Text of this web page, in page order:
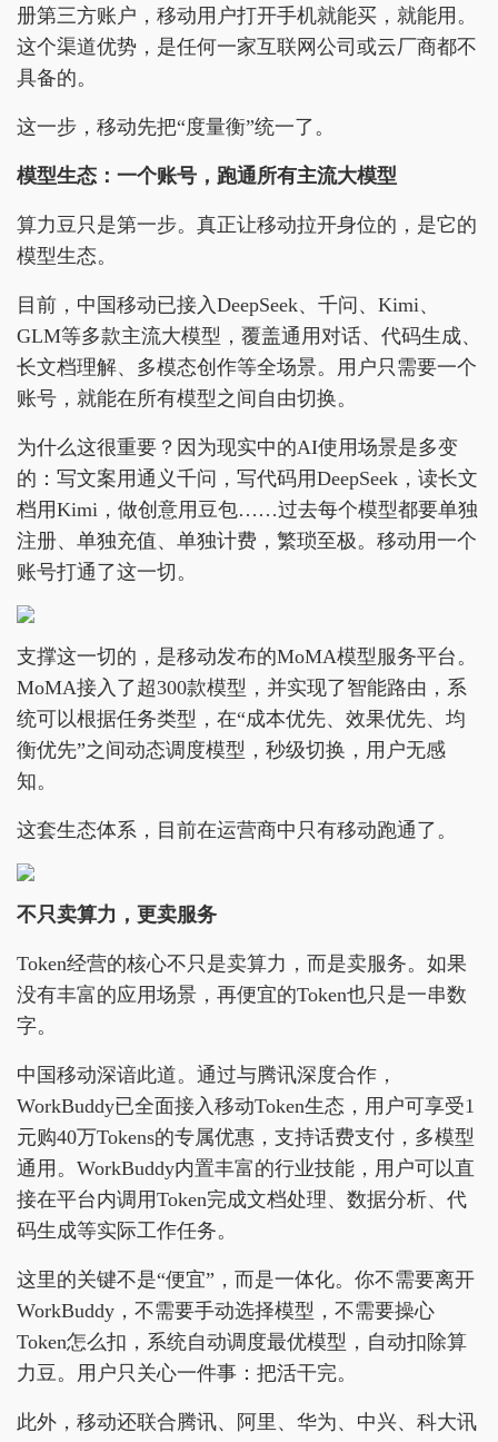
册第三方账户，移动用户打开手机就能买，就能用。
这个渠道优势，是任何一家互联网公司或云厂商都不
具备的。
这一步，移动先把“度量衡”统一了。
模型生态：一个账号，跑通所有主流大模型
算力豆只是第一步。真正让移动拉开身位的，是它的
模型生态。
目前，中国移动已接入DeepSeek、千问、Kimi、
GLM等多款主流大模型，覆盖通用对话、代码生成、
长文档理解、多模态创作等全场景。用户只需要一个
账号，就能在所有模型之间自由切换。
为什么这很重要？因为现实中的AI使用场景是多变
的：写文案用通义千问，写代码用DeepSeek，读长文
档用Kimi，做创意用豆包……过去每个模型都要单独
注册、单独充值、单独计费，繁琐至极。移动用一个
账号打通了这一切。
支撑这一切的，是移动发布的MoMA模型服务平台。
MoMA接入了超300款模型，并实现了智能路由，系
统可以根据任务类型，在“成本优先、效果优先、均
衡优先”之间动态调度模型，秒级切换，用户无感
知。
这套生态体系，目前在运营商中只有移动跑通了。
不只卖算力 ，更卖服务
Token经营的核心不只是卖算力，而是卖服务。如果
没有丰富的应用场景，再便宜的Token也只是一串数
字。
中国移动深谙此道。通过与腾讯深度合作，
WorkBuddy已全面接入移动Token生态，用户可享受1
元购40万Tokens的专属优惠，支持话费支付，多模型
通用。WorkBuddy内置丰富的行业技能，用户可以直
接在平台内调用Token完成文档处理、数据分析、代
码生成等实际工作任务。
这里的关键不是“便宜”，而是一体化。你不需要离开
WorkBuddy，不需要手动选择模型，不需要操心
Token怎么扣，系统自动调度最优模型，自动扣除算
力豆。用户只关心一件事：把活干完。
此外，移动还联合腾讯、阿里、华为、中兴、科大讯